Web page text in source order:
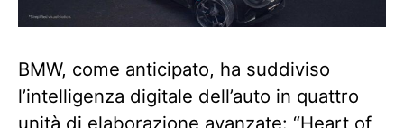
BMW, come anticipato, ha suddiviso
l’intelligenza digitale dell’auto in quattro
unità di elaborazione avanzate: “Heart of